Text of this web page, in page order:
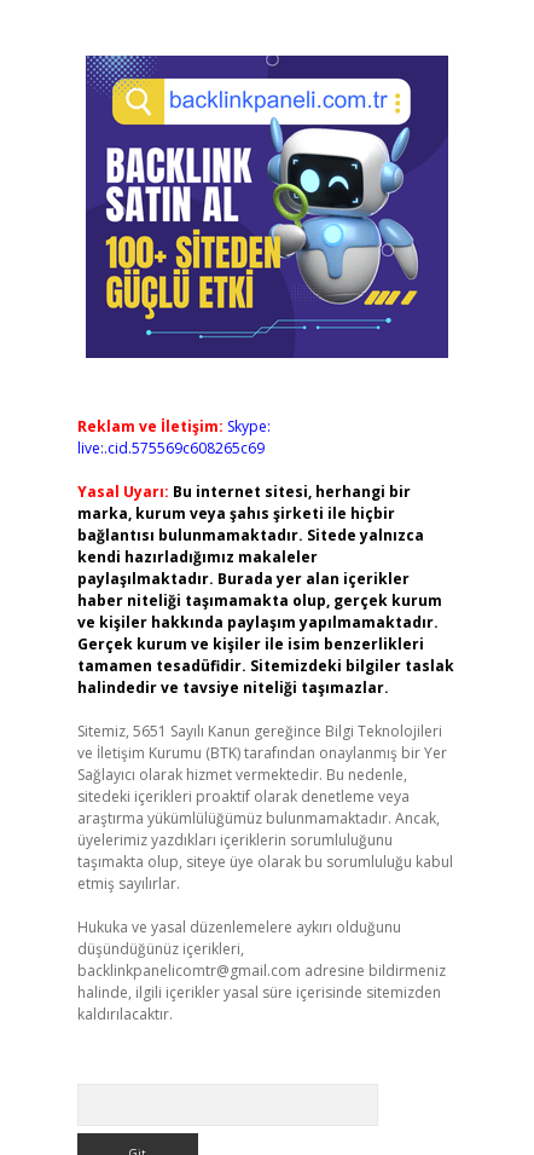
Reklam ve İletişim: Skype:
live:.cid.575569c608265c69
Yasal Uyarı: Bu internet sitesi, herhangi bir
marka, kurum veya şahıs şirketi ile hiçbir
bağlantısı bulunmamaktadır. Sitede yalnızca
kendi hazırladığımız makaleler
paylaşılmaktadır. Burada yer alan içerikler
haber niteliği taşımamakta olup, gerçek kurum
ve kişiler hakkında paylaşım yapılmamaktadır.
Gerçek kurum ve kişiler ile isim benzerlikleri
tamamen tesadüfidir. Sitemizdeki bilgiler taslak
halindedir ve tavsiye niteliği taşımazlar.
Sitemiz, 5651 Sayılı Kanun gereğince Bilgi Teknolojileri
ve İletişim Kurumu (BTK) tarafından onaylanmış bir Yer
Sağlayıcı olarak hizmet vermektedir. Bu nedenle,
sitedeki içerikleri proaktif olarak denetleme veya
araştırma yükümlülüğümüz bulunmamaktadır. Ancak,
üyelerimiz yazdıkları içeriklerin sorumluluğunu
taşımakta olup, siteye üye olarak bu sorumluluğu kabul
etmiş sayılırlar.
Hukuka ve yasal düzenlemelere aykırı olduğunu
düşündüğünüz içerikleri,
backlinkpanelicomtr@gmail.com adresine bildirmeniz
halinde, ilgili içerikler yasal süre içerisinde sitemizden
kaldırılacaktır.